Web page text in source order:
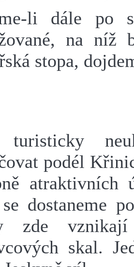
li dále po
na níž
stopa,
turisticky
podél
atraktivních
dostaneme
zde
skal.